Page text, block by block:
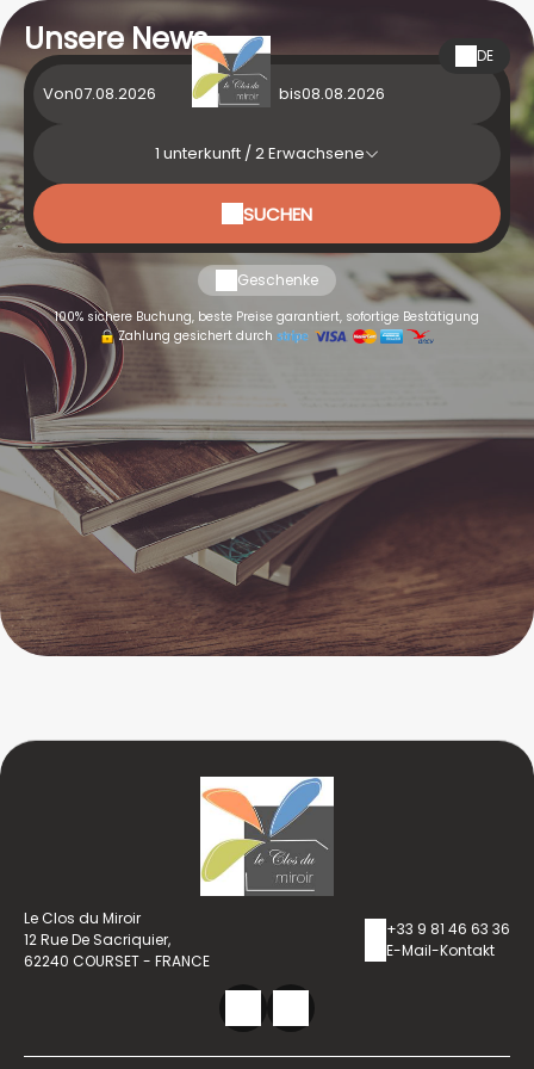
DE
Unsere News
Von bis
1 unterkunft /2Erwachsene
SUCHEN
Geschenke
100% sichere Buchung, beste Preise garantiert, sofortige Bestätigung
Zahlung gesichert durch
Le Clos du Miroir
12 Rue De Sacriquier,
62240 COURSET - FRANCE
+33 9 81 46 63 36
E-Mail-Kontakt